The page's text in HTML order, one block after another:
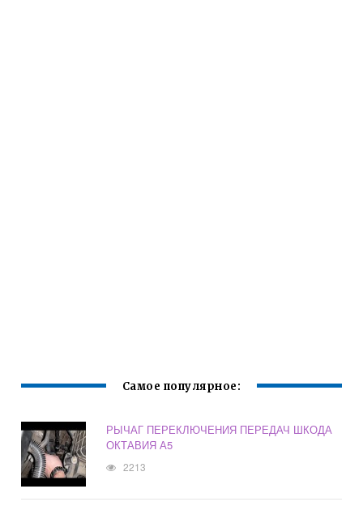
Самое популярное:
РЫЧАГ ПЕРЕКЛЮЧЕНИЯ ПЕРЕДАЧ ШКОДА
ОКТАВИЯ А5
2213